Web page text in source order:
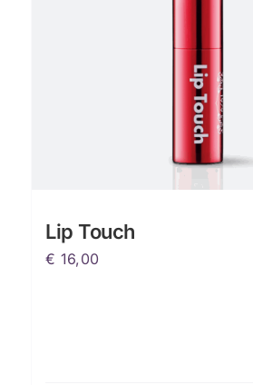
Lip Touch
€ 16,00